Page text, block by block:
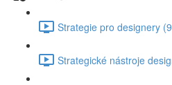
Strategie pro designery
Strategické nástroje